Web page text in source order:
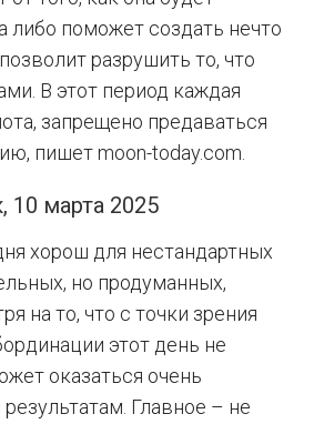
либо поможет создать нечто
разрушить то, что
В этот период каждая
запрещено предаваться
пишет moon-today.com.
10 марта 2025
хорош для нестандартных
но продуманных,
на то, что с точки зрения
этот день не
оказаться очень
Главное – не